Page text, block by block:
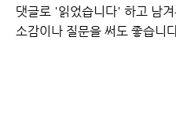
댓글로 '읽었습니다' 하고 남
소감이나 질문을 써도 좋습니